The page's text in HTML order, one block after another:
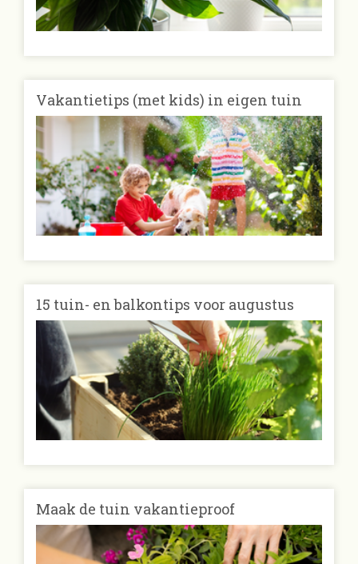
Vakantietips (met kids) in eigen tuin
15 tuin- en balkontips voor augustus
Maak de tuin vakantieproof